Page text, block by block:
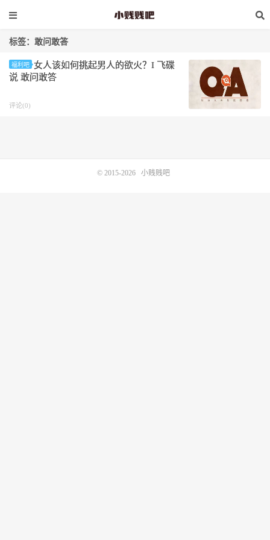
标签：敢问敢答
福利吧
女人该如何挑起男人的欲火？I 飞碟
说 敢问敢答
评论(0)
© 2015-2026 小贱贱吧